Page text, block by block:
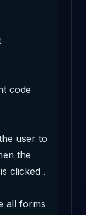
code
user to
the
clicked .
all forms